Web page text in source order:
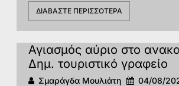
ΔΙΑΒΆΣΤΕ ΠΕΡΙΣΣΌΤΕΡΑ
Αγιασμός αύριο στο
Δημ. τουριστικό γραφείο
Σμαράγδα Μουλιάτη 04/08/